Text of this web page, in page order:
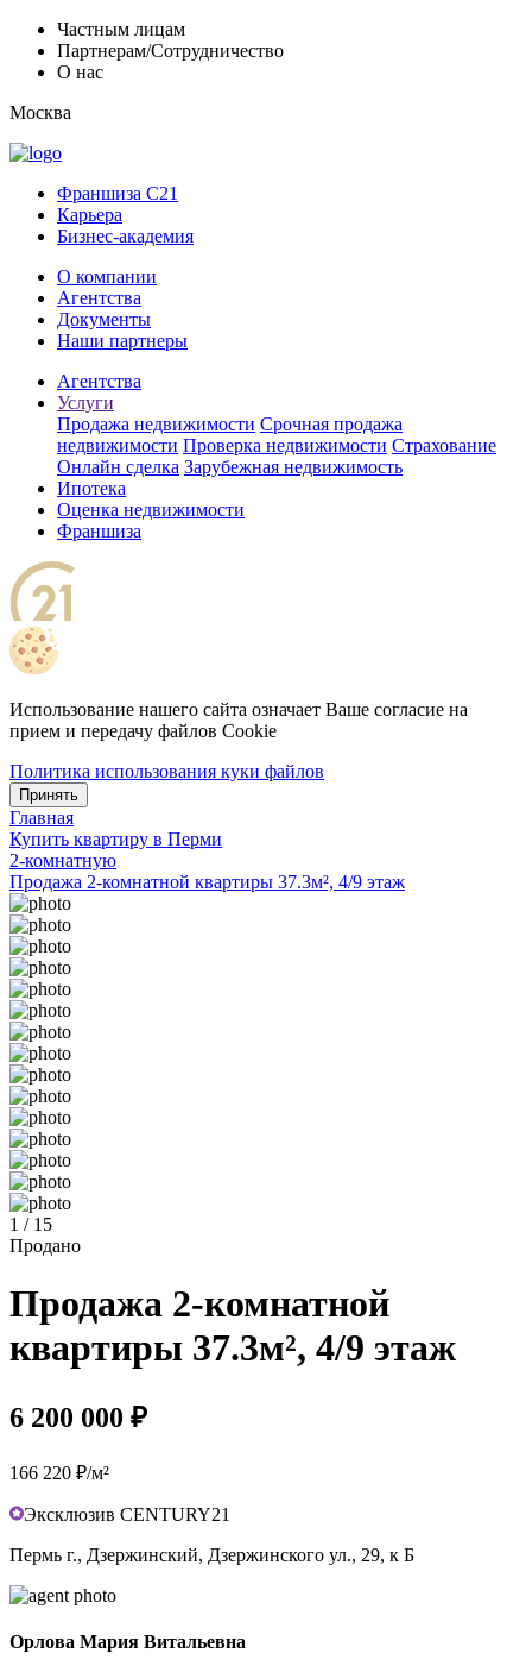
Частным лицам
Партнерам/Сотрудничество
О нас
Москва
Франшиза C21
Карьера
Бизнес-академия
О компании
Агентства
Документы
Наши партнеры
Агентства
Услуги
Продажа недвижимости Срочная продажа
недвижимости Проверка недвижимости Страхование
Онлайн сделка Зарубежная недвижимость
Ипотека
Оценка недвижимости
Франшиза
Использование нашего сайта означает Ваше согласие на
прием и передачу файлов Cookie
Политика использования куки файлов
Принять
Главная
Купить квартиру в Перми
2-комнатную
Продажа 2-комнатной квартиры 37.3м², 4/9 этаж
1 / 15
Продано
Продажа 2-комнатной
квартиры 37.3м², 4/9 этаж
6 200 000 ₽
166 220 ₽/м²
Эксклюзив CENTURY21
Пермь г., Дзержинский, Дзержинского ул., 29, к Б
Орлова Мария Витальевна